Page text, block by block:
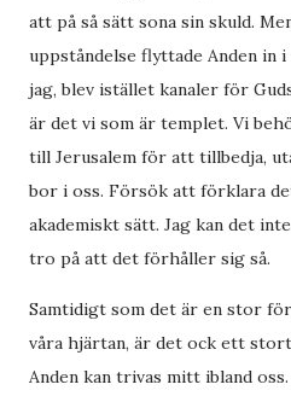
att på så sätt sona sin skuld.
uppståndelse flyttade Anden in
jag, blev istället kanaler för
är det vi som är templet. Vi
till Jerusalem för att tillbedja,
bor i oss. Försök att förklara
akademiskt sätt. Jag kan det
tro på att det förhåller sig så.
Samtidigt som det är en stor
våra hjärtan, är det ock ett
Anden kan trivas mitt ibland